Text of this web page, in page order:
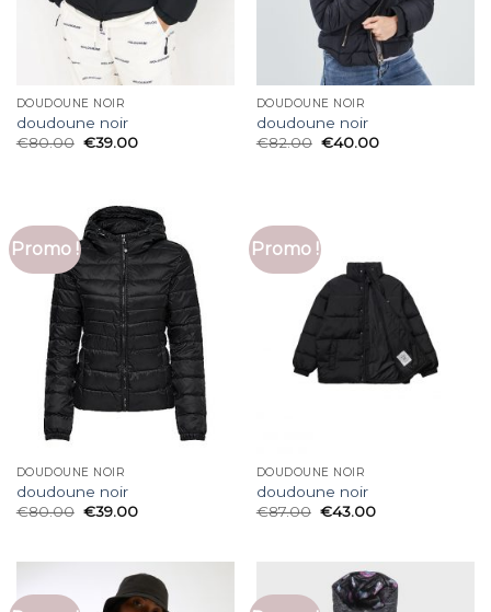
DOUDOUNE NOIR
doudoune noir
€80.00 €39.00
DOUDOUNE NOIR
doudoune noir
€82.00 €40.00
Promo !
DOUDOUNE NOIR
doudoune noir
€80.00 €39.00
Promo !
DOUDOUNE NOIR
doudoune noir
€87.00 €43.00